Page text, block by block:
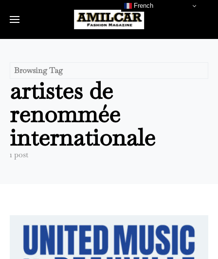
Browsing Tag
artistes de
renommée
internationale
1 post
French